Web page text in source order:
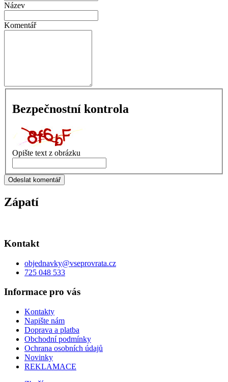
Název
Komentář
Bezpečnostní kontrola
Opište text z obrázku
Odeslat komentář
Zápatí
Kontakt
objednavky@vseprovrata.cz
725 048 533
Informace pro vás
Kontakty
Napište nám
Doprava a platba
Obchodní podmínky
Ochrana osobních údajů
Novinky
REKLAMACE